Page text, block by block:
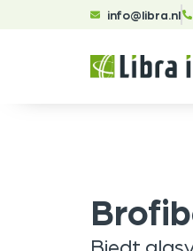
info@libra.nl